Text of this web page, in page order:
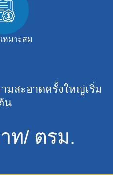
หมาะสม
มสะอาดครั้งใหญ่เริ่ม
น
ท/ ตรม.